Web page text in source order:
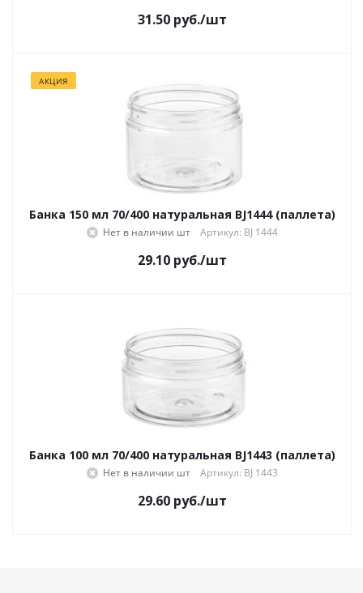
31.50 руб./шт
АКЦИЯ
Банка 150 мл 70/400 натуральная BJ1444 (паллета)
Нет в наличии Артикул: BJ 1444
29.10 руб./шт
Банка 100 мл 70/400 натуральная BJ1443 (паллета)
Нет в наличии Артикул: BJ 1443
29.60 руб./шт